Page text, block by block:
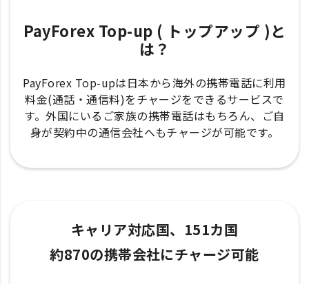
PayForex Top-up ( トップアップ )と
は？
PayForex Top-upは日本から海外の携帯電話に利用
料金(通話・通信料)をチャージをできるサービスで
す。外国にいるご家族の携帯電話はもちろん、ご自
身が契約中の通信会社へもチャージが可能です。
キャリア対応国、151カ国
約870の携帯会社にチャージ可能